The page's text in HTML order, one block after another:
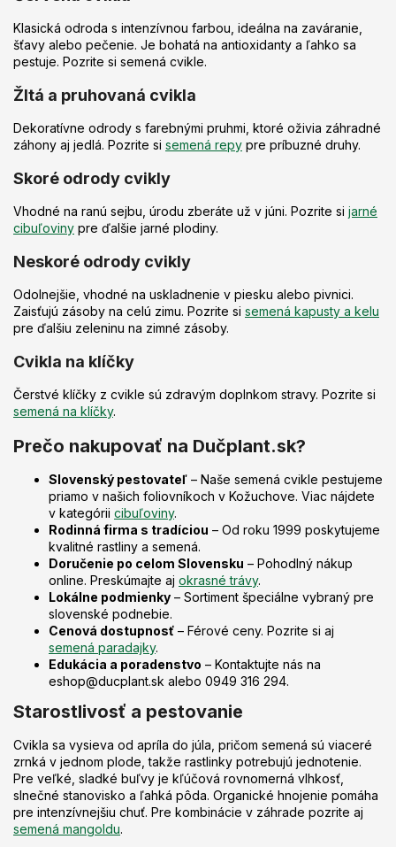
i
e
p
y
v
ý
s
u
Klasická odroda s intenzívnou farbou, ideálna na zaváranie,
šťavy alebo pečenie. Je bohatá na antioxidanty a ľahko sa
pestuje. Pozrite si semená cvikle.
Žltá a pruhovaná cvikla
Dekoratívne odrody s farebnými pruhmi, ktoré oživia záhradné
záhony aj jedlá. Pozrite si semená repy pre príbuzné druhy.
Skoré odrody cvikly
Vhodné na ranú sejbu, úrodu zberáte už v júni. Pozrite si jarné
cibuľoviny pre ďalšie jarné plodiny.
Neskoré odrody cvikly
Odolnejšie, vhodné na uskladnenie v piesku alebo pivnici.
Zaisťujú zásoby na celú zimu. Pozrite si semená kapusty a kelu
pre ďalšiu zeleninu na zimné zásoby.
Cvikla na klíčky
Čerstvé klíčky z cvikle sú zdravým doplnkom stravy. Pozrite si
semená na klíčky.
Prečo nakupovať na Dučplant.sk?
Slovenský pestovateľ – Naše semená cvikle pestujeme
priamo v našich foliovníkoch v Kožuchove. Viac nájdete
v kategórii cibuľoviny.
Rodinná firma s tradíciou – Od roku 1999 poskytujeme
kvalitné rastliny a semená.
Doručenie po celom Slovensku – Pohodlný nákup
online. Preskúmajte aj okrasné trávy.
Lokálne podmienky – Sortiment špeciálne vybraný pre
slovenské podnebie.
Cenová dostupnosť – Férové ceny. Pozrite si aj
semená paradajky.
Edukácia a poradenstvo – Kontaktujte nás na
eshop@ducplant.sk alebo 0949 316 294.
Starostlivosť a pestovanie
Cvikla sa vysieva od apríla do júla, pričom semená sú viaceré
zrnká v jednom plode, takže rastlinky potrebujú jednotenie.
Pre veľké, sladké buľvy je kľúčová rovnomerná vlhkosť,
slnečné stanovisko a ľahká pôda. Organické hnojenie pomáha
pre intenzívnejšiu chuť. Pre kombinácie v záhrade pozrite aj
semená mangoldu.